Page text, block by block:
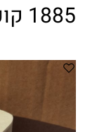
1885 קופסא לב